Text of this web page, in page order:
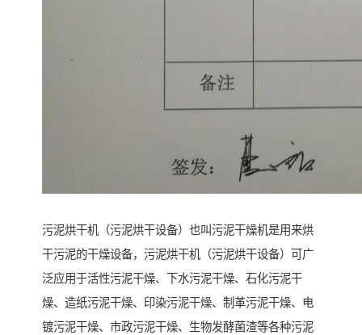
污泥烘干机（污泥烘干设备）也叫污泥干燥机是用来烘
干污泥的干燥设备，污泥烘干机（污泥烘干设备）可广
泛应用于活性污泥干燥、下水污泥干燥、石化污泥干
燥、造纸污泥干燥、印染污泥干燥、制革污泥干燥、电
镀污泥干燥、市政污泥干燥、生物发酵菌渣等各种污泥